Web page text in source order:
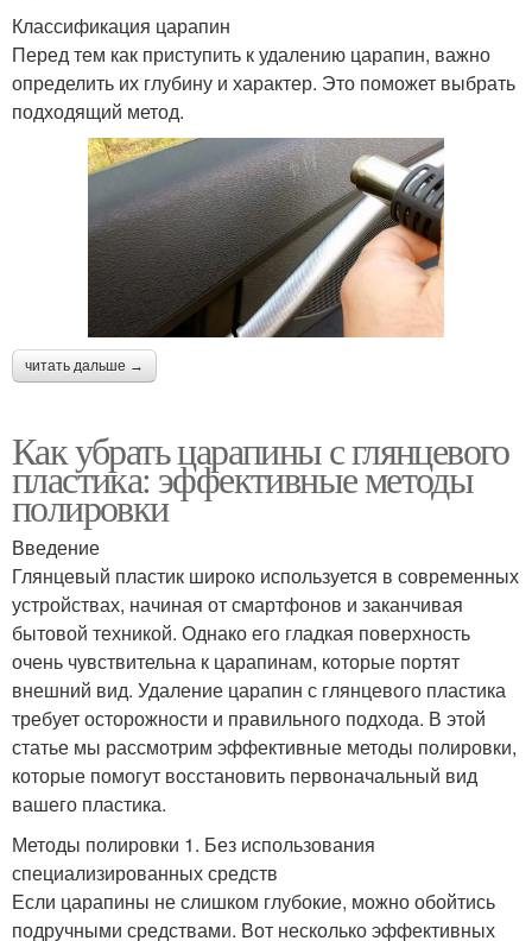
Классификация царапин
Перед тем как приступить к удалению царапин, важно
определить их глубину и характер. Это поможет выбрать
подходящий метод.
читать дальше →
Как убрать царапины с глянцевого
пластика: эффективные методы
полировки
Введение
Глянцевый пластик широко используется в современных
устройствах, начиная от смартфонов и заканчивая
бытовой техникой. Однако его гладкая поверхность
очень чувствительна к царапинам, которые портят
внешний вид. Удаление царапин с глянцевого пластика
требует осторожности и правильного подхода. В этой
статье мы рассмотрим эффективные методы полировки,
которые помогут восстановить первоначальный вид
вашего пластика.
Методы полировки 1. Без использования
специализированных средств
Если царапины не слишком глубокие, можно обойтись
подручными средствами. Вот несколько эффективных